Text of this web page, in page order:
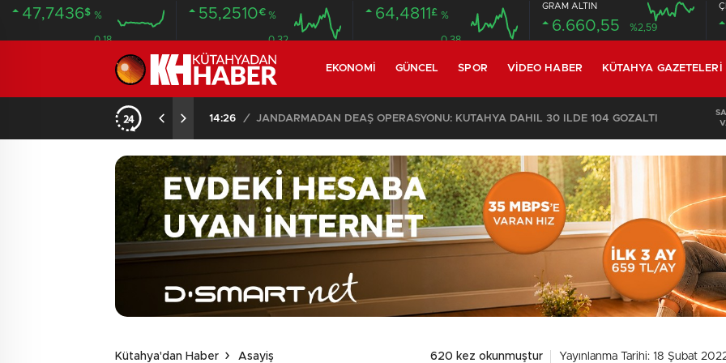
47,7436$ %
0.18
55,2510€ %
0.32
64,4811 £ %
0.38
GRAM ALTIN
6.660,55 %2,59
EKONOMI GÜNCEL SPOR VIDEO HABER KÜTAHYA GAZETELERI
14:26 / JANDARMADAN DEAŞ OPERASYONU: KÜTAHYA DAHİL 30 İLDE 104 GÖZALTI
Kütahya'dan Haber Asayiş 620 kez okunmuştur Yayınlanma Tarihi: 18 Şubat